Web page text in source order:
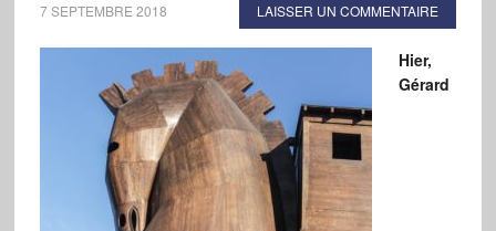
7 SEPTEMBRE 2018 LAISSER UN COMMENTAIRE
Hier,
Gérard